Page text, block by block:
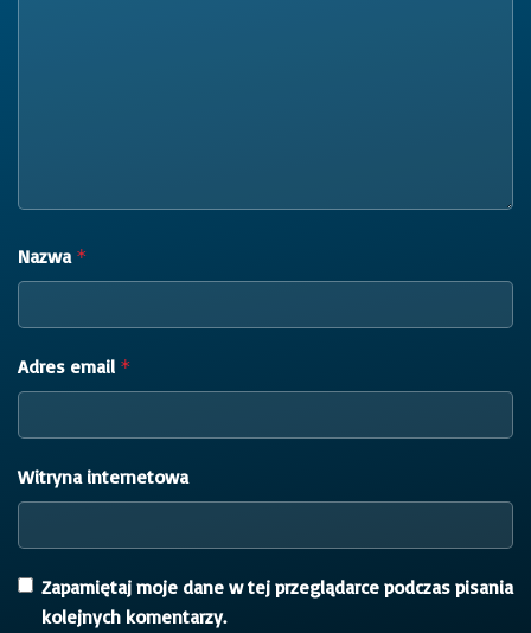
Nazwa *
Adres email *
Witryna internetowa
Zapamiętaj moje dane w tej przeglądarce podczas pisania
kolejnych komentarzy.